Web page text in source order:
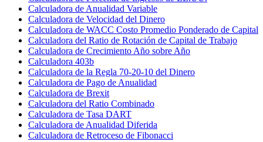
Calculadora de Anualidad Variable
Calculadora de Velocidad del Dinero
Calculadora de WACC Costo Promedio Ponderado de Capital
Calculadora del Ratio de Rotación de Capital de Trabajo
Calculadora de Crecimiento Año sobre Año
Calculadora 403b
Calculadora de la Regla 70-20-10 del Dinero
Calculadora de Pago de Anualidad
Calculadora de Brexit
Calculadora del Ratio Combinado
Calculadora de Tasa DART
Calculadora de Anualidad Diferida
Calculadora de Retroceso de Fibonacci